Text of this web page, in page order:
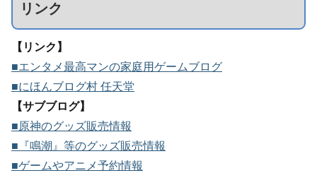
リンク
【リンク】
■エンタメ最高マンの家庭用ゲームブログ
■にほんブログ村 任天堂
【サブブログ】
■原神のグッズ販売情報
■『鳴潮』等のグッズ販売情報
■ゲームやアニメ予約情報